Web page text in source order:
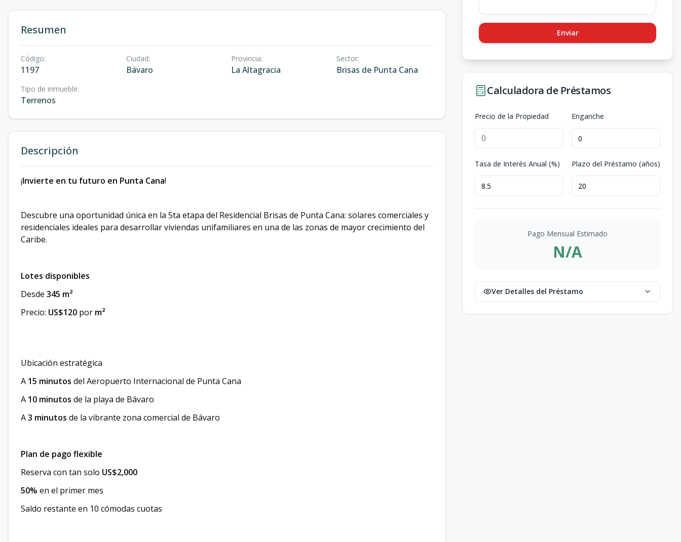
Resumen
Código:
1197
Ciudad:
Bávaro
Provincia:
La Altagracia
Sector:
Brisas de Punta Cana
Tipo de inmueble:
Terrenos
Descripción
¡Invierte en tu futuro en Punta Cana!
Descubre una oportunidad única en la 5ta etapa del Residencial Brisas de Punta Cana: solares comerciales y
residenciales ideales para desarrollar viviendas unifamiliares en una de las zonas de mayor crecimiento del
Caribe.
Lotes disponibles
Desde 345 m²
Precio: US$120 por m²
Ubicación estratégica
A 15 minutos del Aeropuerto Internacional de Punta Cana
A 10 minutos de la playa de Bávaro
A3 minutos de la vibrante zona comercial de Bávaro
Plan de pago flexible
Reserva con tan solo US$2,000
50% en el primer mes
Saldo restante en 10 cómodas cuotas
Enviar
Calculadora de Préstamos
Precio de la Propiedad Enganche
Tasa de Interés Anual (%) Plazo del Préstamo (años)
Pago Mensual Estimado
N/A
Ver Detalles del Préstamo